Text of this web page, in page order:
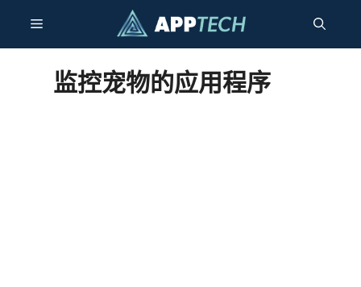
内
菜
监控宠物的应用程序